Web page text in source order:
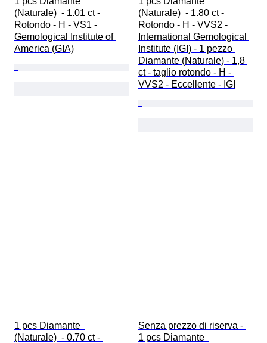
(Naturale)  - 1.01 ct -
Rotondo - H - VS1 -
Gemological Institute of
America (GIA)
(Naturale)  - 1.80 ct -
Rotondo - H - VVS2 -
International Gemological
Institute (IGI) - 1 pezzo
Diamante (Naturale) - 1,8
ct - taglio rotondo - H -
VVS2 - Eccellente - IGI
1 pcs Diamante
(Naturale)  - 0.70 ct -
Senza prezzo di riserva -
1 pcs Diamante